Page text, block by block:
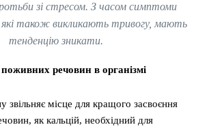
зі стресом. З часом симптоми
які також викликають тривогу, мають
тенденцію зникати.
речовин в організмі
звільняє місце для кращого засвоєння
як кальцій, необхідний для